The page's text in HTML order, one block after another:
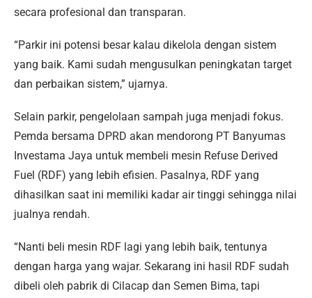
secara profesional dan transparan.
“Parkir ini potensi besar kalau dikelola dengan sistem
yang baik. Kami sudah mengusulkan peningkatan target
dan perbaikan sistem,” ujarnya.
Selain parkir, pengelolaan sampah juga menjadi fokus.
Pemda bersama DPRD akan mendorong PT Banyumas
Investama Jaya untuk membeli mesin Refuse Derived
Fuel (RDF) yang lebih efisien. Pasalnya, RDF yang
dihasilkan saat ini memiliki kadar air tinggi sehingga nilai
jualnya rendah.
“Nanti beli mesin RDF lagi yang lebih baik, tentunya
dengan harga yang wajar. Sekarang ini hasil RDF sudah
dibeli oleh pabrik di Cilacap dan Semen Bima, tapi